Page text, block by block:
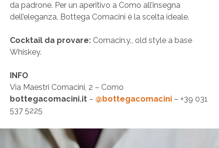
da padrone. Per un aperitivo a Como all’insegna
dell’eleganza, Bottega Comacini è la scelta ideale.
Cocktail da provare: Comacin.y., old style a base
Whiskey.
INFO
Via Maestri Comacini, 2 – Como
bottegacomacini.it – @bottegacomacini – +39 031
537 5225